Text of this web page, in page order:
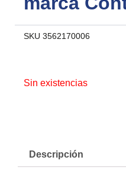
SKU 3562170006
Sin existencias
Descripción